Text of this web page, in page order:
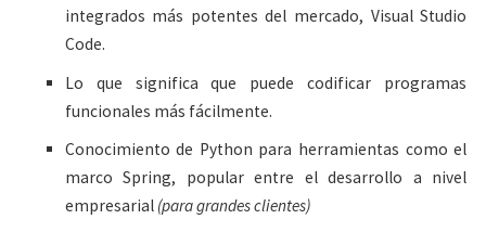
integrados más potentes del mercado, Visual Studio
Code.
Lo que significa que puede codificar programas
funcionales más fácilmente.
Conocimiento de Python para herramientas como el
marco Spring, popular entre el desarrollo a nivel
empresarial (para grandes clientes)